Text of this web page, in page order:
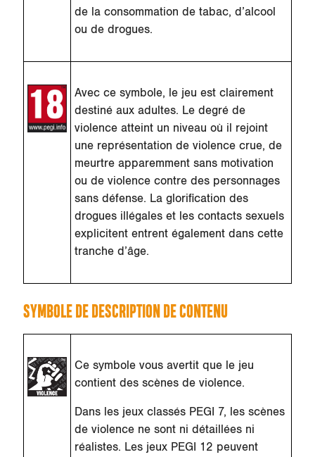
de la consommation de tabac, d’alcool
ou de drogues.
Avec ce symbole, le jeu est clairement
destiné aux adultes. Le degré de
violence atteint un niveau où il rejoint
une représentation de violence crue, de
meurtre apparemment sans motivation
ou de violence contre des personnages
sans défense. La glorification des
drogues illégales et les contacts sexuels
explicitent entrent également dans cette
tranche d’âge.
SYMBOLE DE DESCRIPTION DE CONTENU
Ce symbole vous avertit que le jeu
contient des scènes de violence.
Dans les jeux classés PEGI 7, les scènes
de violence ne sont ni détaillées ni
réalistes. Les jeux PEGI 12 peuvent